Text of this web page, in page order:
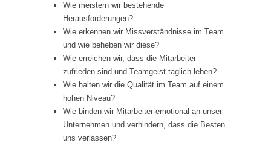
Wie meistern wir bestehende
Herausforderungen?
Wie erkennen wir Missverständnisse im Team
und wie beheben wir diese?
Wie erreichen wir, dass die Mitarbeiter
zufrieden sind und Teamgeist täglich leben?
Wie halten wir die Qualität im Team auf einem
hohen Niveau?
Wie binden wir Mitarbeiter emotional an unser
Unternehmen und verhindern, dass die Besten
uns verlassen?